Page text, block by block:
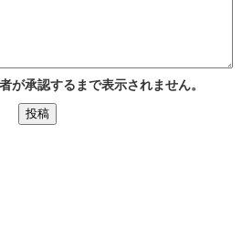
が承認するまで表示されません。